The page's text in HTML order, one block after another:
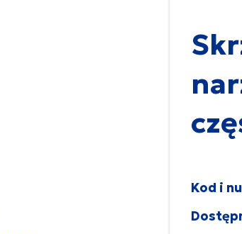
Kod i